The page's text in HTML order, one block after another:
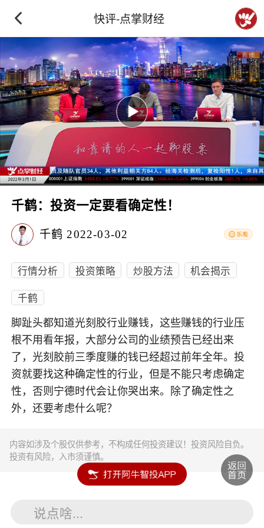
快评-点掌财经
千鹤：投资一定要看确定性！
千鹤 2022-03-02
行情分析 投资策略 炒股方法
机会揭示
千鹤
脚趾头都知道光刻胶行业赚钱，这些赚钱的行业压
根不用看年报，大部分公司的业绩预告已经出来
了，光刻胶前三季度赚的钱已经超过前年全年。投
资就要找这种确定性的行业，但是不能只考虑确定
性，否则宁德时代会让你哭出来。除了确定性之
外，还要考虑什么呢？
内容如涉及个股仅供参考，不构成任何投资建议！投资风险自负。
投资有风险，入市须谨慎。
说点啥...